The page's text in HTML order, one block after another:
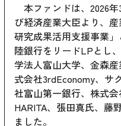
本ファンドは、2026
び経済産業大臣より、
研究成果活用支援事業
陸銀行をリードLPとし
学法人富山大学、金森
式会社3rdEconomy、サ
社富山第一銀行、株式
HARITA、張田真氏、藤
ました。